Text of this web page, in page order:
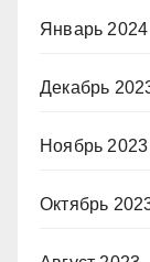
Январь 2024
Декабрь
Ноябрь 2023
Октябрь